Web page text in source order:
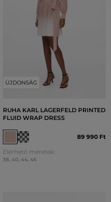
ÚJDONSÁG
RUHA KARL LAGERFELD PRINTED
FLUID WRAP DRESS
89 990 Ft
Elérhető méretek:
38, 40, 44, 46